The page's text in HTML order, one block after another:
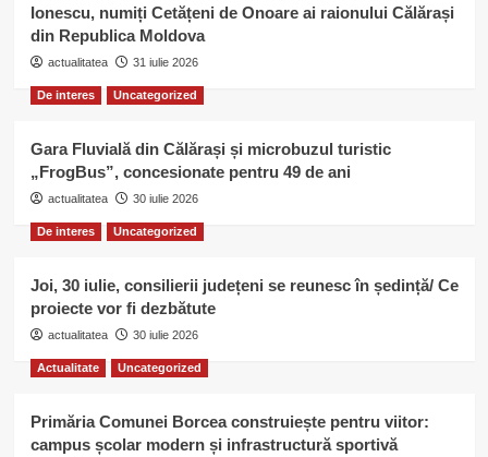
Ionescu, numiți Cetățeni de Onoare ai raionului Călărași
din Republica Moldova
actualitatea 31 iulie 2026
De interes Uncategorized
Gara Fluvială din Călărași și microbuzul turistic
„FrogBus”, concesionate pentru 49 de ani
actualitatea 30 iulie 2026
De interes Uncategorized
Joi, 30 iulie, consilierii județeni se reunesc în ședință/ Ce
proiecte vor fi dezbătute
actualitatea 30 iulie 2026
Actualitate Uncategorized
Primăria Comunei Borcea construiește pentru viitor:
campus școlar modern și infrastructură sportivă